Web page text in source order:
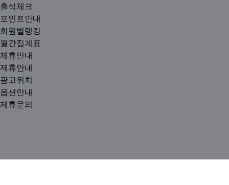
출석체크
포인트안내
회원별랭킹
월간집계표
제휴안내
제휴안내
광고위치
옵션안내
제휴문의